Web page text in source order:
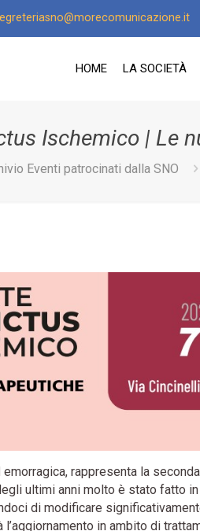
HOME LA SOCIETÀ
Ischemico | Le
Eventi patrocinati dalla SNO
rappresenta la
ultimi anni molto è stato fatto
di modificare
in ambito di